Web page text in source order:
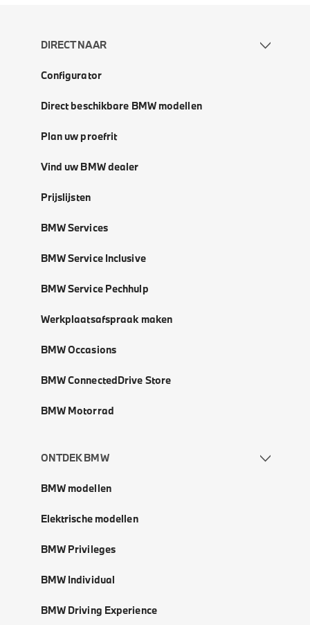
DIRECT NAAR
Configurator
Direct beschikbare BMW modellen
Plan uw proefrit
Vind uw BMW dealer
Prijslijsten
BMW Services
BMW Service Inclusive
BMW Service Pechhulp
Werkplaatsafspraak maken
BMW Occasions
BMW ConnectedDrive Store
BMW Motorrad
ONTDEK BMW
BMW modellen
Elektrische modellen
BMW Privileges
BMW Individual
BMW Driving Experience